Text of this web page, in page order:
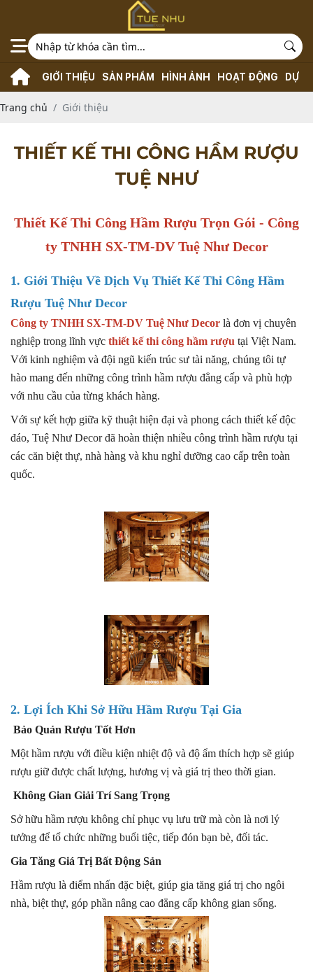
GIỚI THIỆU SẢN PHẨM HÌNH ẢNH HOẠT ĐỘNG DỰ
Trang chủ Giới thiệu
THIẾT KẾ THI CÔNG HẦM RƯỢU
TUỆ NHƯ
Thiết Kế Thi Công Hầm Rượu Trọn Gói - Công
ty TNHH SX-TM-DV Tuệ Như Decor
1. Giới Thiệu Về Dịch Vụ Thiết Kế Thi Công Hầm
Rượu Tuệ Như Decor
Công ty TNHH SX-TM-DV Tuệ Như Decor là đơn vị chuyên
nghiệp trong lĩnh vực thiết kế thi công hầm rượu tại Việt Nam.
Với kinh nghiệm và đội ngũ kiến trúc sư tài năng, chúng tôi tự
hào mang đến những công trình hầm rượu đẳng cấp và phù hợp
với nhu cầu của từng khách hàng.
Với sự kết hợp giữa kỹ thuật hiện đại và phong cách thiết kế độc
đáo, Tuệ Như Decor đã hoàn thiện nhiều công trình hầm rượu tại
các căn biệt thự, nhà hàng và khu nghỉ dưỡng cao cấp trên toàn
quốc.
2. Lợi Ích Khi Sở Hữu Hầm Rượu Tại Gia
Bảo Quản Rượu Tốt Hơn
Một hầm rượu với điều kiện nhiệt độ và độ ẩm thích hợp sẽ giúp
rượu giữ được chất lượng, hương vị và giá trị theo thời gian.
Không Gian Giải Trí Sang Trọng
Sở hữu hầm rượu không chỉ phục vụ lưu trữ mà còn là nơi lý
tưởng để tổ chức những buổi tiệc, tiếp đón bạn bè, đối tác.
Gia Tăng Giá Trị Bất Động Sản
Hầm rượu là điểm nhấn đặc biệt, giúp gia tăng giá trị cho ngôi
nhà, biệt thự, góp phần nâng cao đẳng cấp không gian sống.